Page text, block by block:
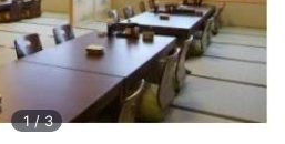
1 /3